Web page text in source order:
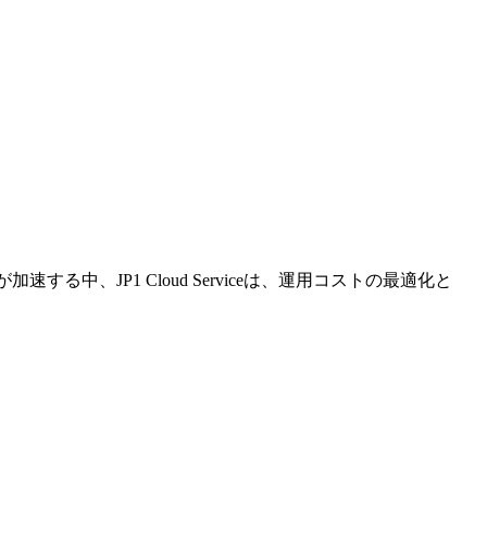
速する中、JP1 Cloud Serviceは、運用コストの最適化と